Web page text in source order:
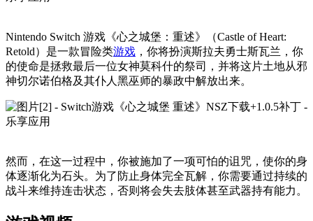
Nintendo Switch 游戏《心之城堡：重述》（Castle of Heart:
Retold）是一款冒险类游戏 ，你将扮演斯拉夫勇士斯瓦兰，你
的使命是拯救最后一位女神莫科什的祭司，并将这片土地从邪
神切尔诺伯格及其仆人黑巫师的暴政中解放出来。
然而，在这一过程中，你被施加了一项可怕的诅咒，使你的身
体逐渐化为石头。为了防止身体完全瓦解，你需要通过持续的
战斗来维持连击状态，否则将会失去肢体甚至武器持有能力。